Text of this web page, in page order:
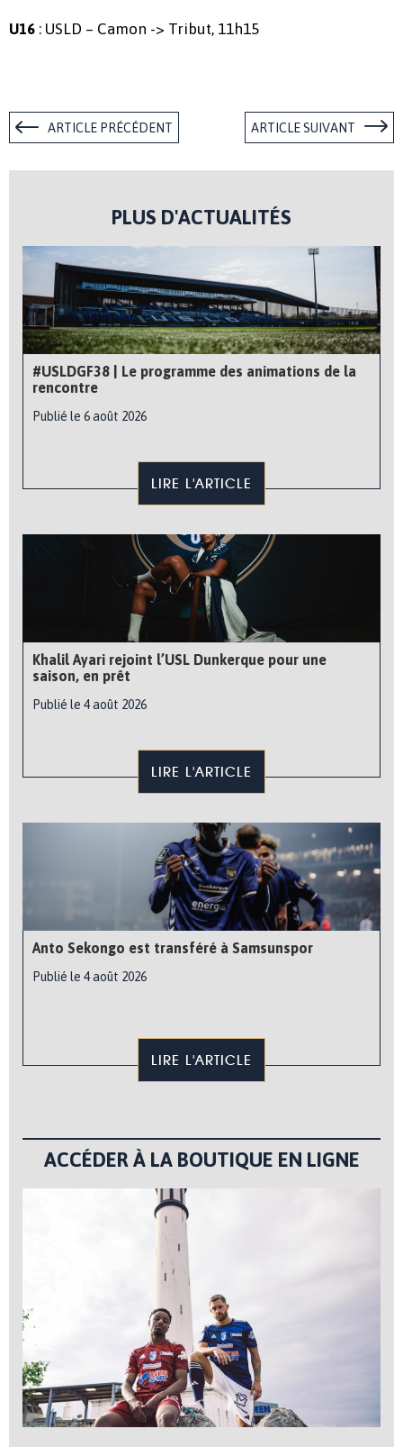
U16 : USLD – Camon -> Tribut, 11h15
ARTICLE PRÉCÉDENT ARTICLE SUIVANT
PLUS D'ACTUALITÉS
#USLDGF38 | Le programme des animations de la
rencontre
Publié le 6 août 2026
LIRE L'ARTICLE
Khalil Ayari rejoint l’USL Dunkerque pour une
saison, en prêt
Publié le 4 août 2026
LIRE L'ARTICLE
Anto Sekongo est transféré à Samsunspor
Publié le 4 août 2026
LIRE L'ARTICLE
ACCÉDER À LA BOUTIQUE EN LIGNE